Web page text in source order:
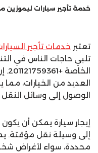
خدمة تأجير سيارات ليموزين
تعتبر خدمات تأجير
تلبي حاجات الناس في
العديد من الخيارات، مما
الوصول إلى وسائل
إيجار سيارة يمكن أن يكون
إلى وسيلة نقل مؤقتة.
محددة، سواء لأغراض